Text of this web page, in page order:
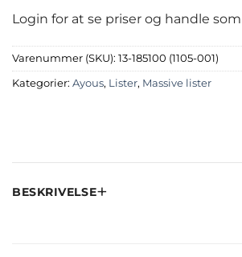
Login for at se priser og handle
Varenummer (SKU): 13-185100 (1105-001)
Kategorier: Ayous, Lister, Massive lister
BESKRIVELSE